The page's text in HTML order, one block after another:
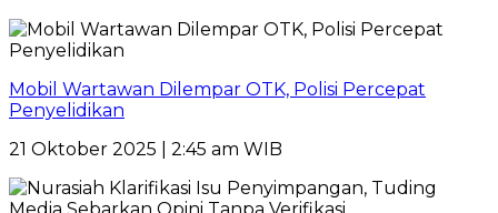
Mobil Wartawan Dilempar OTK, Polisi Percepat
Penyelidikan
21 Oktober 2025 | 2:45 am WIB